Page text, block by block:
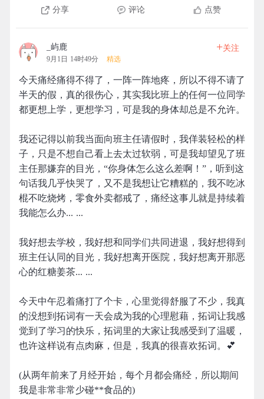
分享 评论 点赞
_屿鹿
9月1日 14时49分 精选
+关注
今天痛经痛得不得了，一阵一阵地疼，所以不得不请了
半天的假，真的很伤心，其实我比班上的任何一位同学
都更想上学，更想学习，可是我的身体却总是不允许。
我还记得以前我当面向班主任请假时，我佯装轻松的样
子，只是不想自己看上去太过软弱，可是我却望见了班
主任那嫌弃的目光，“你身体怎么这么差啊！”，听到这
句话我几乎快哭了，又不是我想让它糟糕的，我不吃冰
棍不吃烧烤，零食外卖都戒了，痛经这事儿就是持续着
我能怎么办... ...
我好想去学校，我好想和同学们共同进退，我好想得到
班主任认同的目光，我好想离开医院，我好想离开那恶
心的红糖姜茶... ...
今天中午忍着痛打了个卡，心里觉得舒服了不少，我真
的没想到拓词有一天会成为我的心理慰藉，拓词让我感
觉到了学习的快乐，拓词里的大家让我感受到了温暖，
也许这样说有点肉麻，但是，我真的很喜欢拓词。💕
(从两年前来了月经开始，每个月都会痛经，所以期间
我是非常非常少碰**食品的)